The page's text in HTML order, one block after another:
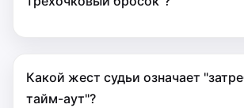
Какой жест судьи означает
тайм-аут"?